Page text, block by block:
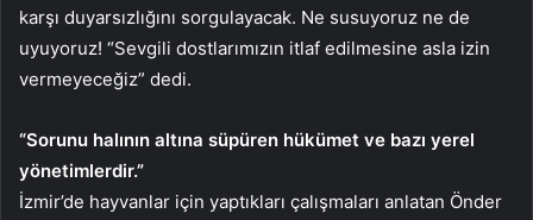
karşı duyarsızlığını sorgulayacak. Ne susuyoruz ne de
uyuyoruz! “Sevgili dostlarımızın itlaf edilmesine asla izin
vermeyeceğiz” dedi.
“Sorunu halının altına süpüren hükümet ve bazı yerel
yönetimlerdir.”
İzmir’de hayvanlar için yaptıkları çalışmaları anlatan Önder